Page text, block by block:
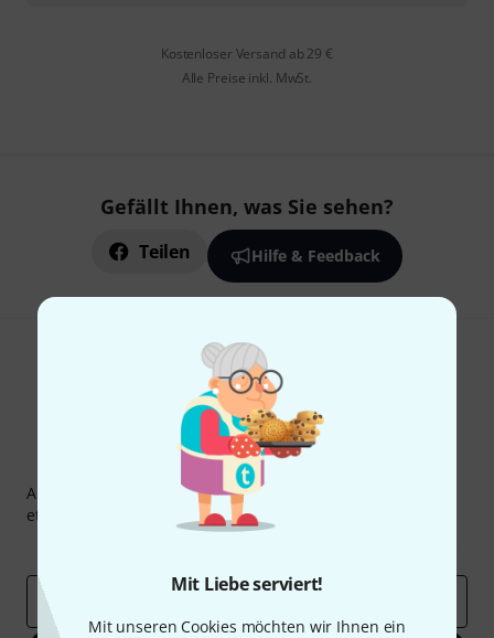
Mit Liebe serviert!
Mit unseren Cookies möchten wir Ihnen ein
Kostenloser Versand ab 29 €
Alle Preise inkl. MwSt.
Gefällt Ihnen, was Sie sehen?
Teilen Hilfe & Feedback
Thomann Newsletter
Abonniere den Thomann Newsletter und gewinne mit
etwas Glück einen von
50 Gutscheinen
E-Mail-Adresse